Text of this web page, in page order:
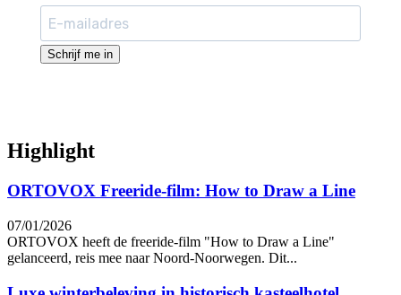
Schrijf me in
Highlight
ORTOVOX Freeride-film: How to Draw a Line
07/01/2026
ORTOVOX heeft de freeride-film "How to Draw a Line"
gelanceerd, reis mee naar Noord-Noorwegen. Dit...